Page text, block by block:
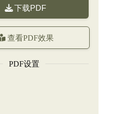
下载PDF
查看PDF效果
PDF设置